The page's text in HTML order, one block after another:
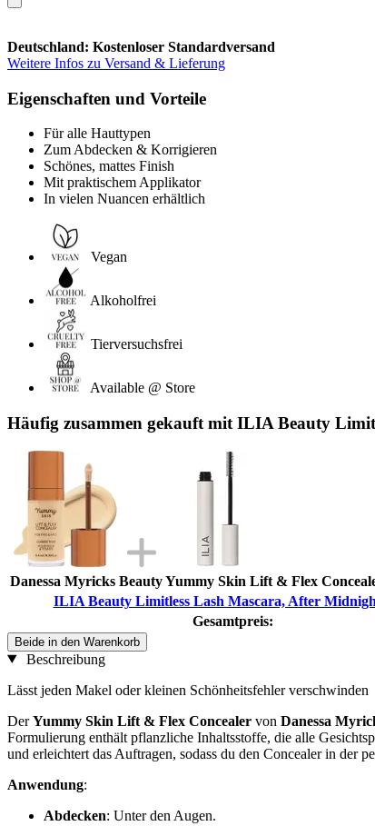
Deutschland: Kostenloser Standardversand
Weitere Infos zu Versand & Lieferung
Eigenschaften und Vorteile
Für alle Hauttypen
Zum Abdecken & Korrigieren
Schönes, mattes Finish
Mit praktischem Applikator
In vielen Nuancen erhältlich
Vegan
Alkoholfrei
Tierversuchsfrei
Available @ Store
Häufig zusammen gekauft mit ILIA Beauty
Danessa Myricks Beauty Yummy Skin Lift & Flex
ILIA Beauty Limitless Lash Mascara, After
Gesamtpreis:
Beide in den Warenkorb
Beschreibung
Lässt jeden Makel oder kleinen Schönheitsfehler verschwinden
DerYummy Skin Lift & Flex Concealer von Danessa
Formulierung enthält pflanzliche Inhaltsstoffe, die alle
und erleichtert das Auftragen, sodass du den Concealer in der
Anwendung:
Abdecken: Unter den Augen.